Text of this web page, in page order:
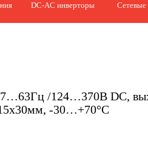
DC-AC инверторы Сетевые
/124…370В DC,
-30…+70°С